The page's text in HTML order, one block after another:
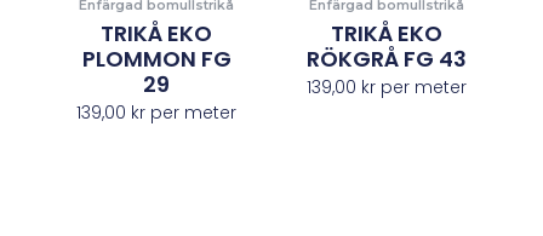
Enfärgad bomullstrikå
TRIKÅ EKO
PLOMMON FG
29
139,00 kr per meter
Enfärgad bomullstrikå
TRIKÅ EKO
RÖKGRÅ FG 43
139,00 krper meter